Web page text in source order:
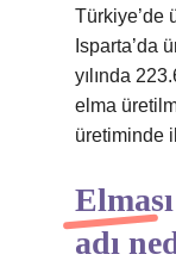
Türkiye’de
Isparta’da
yılında
elma
üretiminde
adı